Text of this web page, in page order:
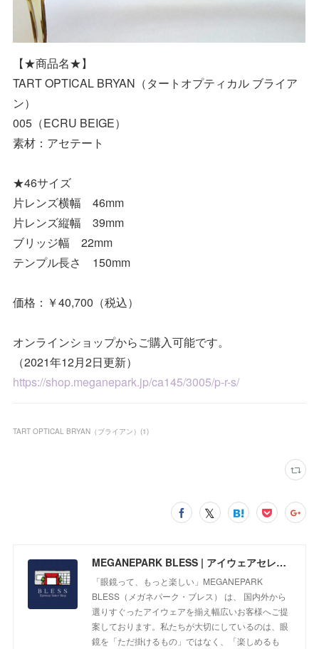
【★商品名★】
TART OPTICAL BRYAN（タートオプティカル ブライア
ン）
005（ECRU BEIGE）
素材：アセテート
★46サイズ
片レンズ横幅 46mm
片レンズ縦幅 39mm
ブリッジ幅 22mm
テンプル長さ 150mm
価格：￥40,700（税込）
オンラインショップからご購入可能です。
（2021年12月2日更新）
https://shop.meganepark.jp/ca145/3005/p-r-s/
TART OPTICAL BRYAN（ブライアン） (1)
MEGANEPARK BLESS | アイウェアセレクトショップ
「眼鏡って、もっと楽しい」MEGANEPARK
BLESS（メガネパーク・ブレス） は、 国内外から
選りすぐったアイウェアを揃え幅広いお客様へご提
案しております。私たちが大切にしているのは、眼
鏡を「ただ掛けるもの」ではなく、「楽しめるも